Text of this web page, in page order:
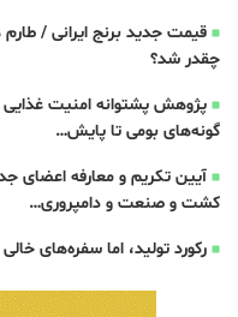
قیمت جدید برنج ایرانی /
چقدر شد؟
پژوهش پشتوانه امنیت
گونه‌های بومی تا پایش…
آیین تکریم و معارفه اعضای
کشت و صنعت و دامپروری…
رکورد تولید، اما سفره‌های